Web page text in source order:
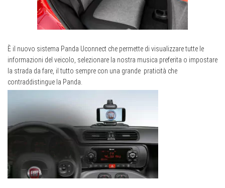
È il nuovo sistema Panda Uconnect che permette di visualizzare tutte le
informazioni del veicolo, selezionare la nostra musica preferita o impostare
la strada da fare, il tutto sempre con una grande praticità che
contraddistingue la Panda.